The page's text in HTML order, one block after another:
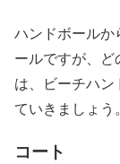
ハンドボールか
ールですが、
は、ビーチハ
ていきましょう。
コート